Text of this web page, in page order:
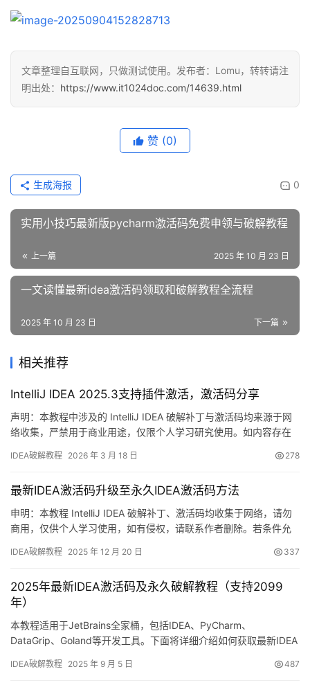
文章整理自互联网，只做测试使用。发布者：Lomu，转转请注
明出处： https://www.it1024doc.com/14639.html
赞 (0)
0
生成海报
实用小技巧最新版pycharm激活码免费申领与破解教程
上一篇 2025 年 10 月 23 日
一文读懂最新idea激活码领取和破解教程全流程
下一篇
2025 年 10 月 23 日
相关推荐
IntelliJ IDEA 2025.3支持插件激活，激活码分享
声明：本教程中涉及的 IntelliJ IDEA 破解补丁与激活码均来源于网
络收集，严禁用于商业用途，仅限个人学习研究使用。如内容存在
版软件！ 话不多说，先展示 IDEA 2025.2.1 版本破解成功的截图。
文详解的方式，分享最新版 …
IDEA破解教程 2026 年 3 月 18 日 278
最新IDEA激活码升级至永久IDEA激活码方法
申明：本教程 IntelliJ IDEA 破解补丁、激活码均收集于网络，请勿
商用，仅供个人学习使用，如有侵权，请联系作者删除。若条件允
能强大，适用于 Windows、Mac 和 Linux 系统。本文将详细介绍如
版本、什么…
IDEA破解教程 2025 年 12 月 20 日 337
2025年最新IDEA激活码及永久破解教程（支持2099
年）
本教程适用于JetBrains全家桶，包括IDEA、PyCharm、
DataGrip、Goland等开发工具。下面将详细介绍如何获取最新IDEA
成功的截图，可以看到已成功破解至2099年！ 准备工作 下载IDEA
IDEA破解教程 2025 年 9 月 5 日 487